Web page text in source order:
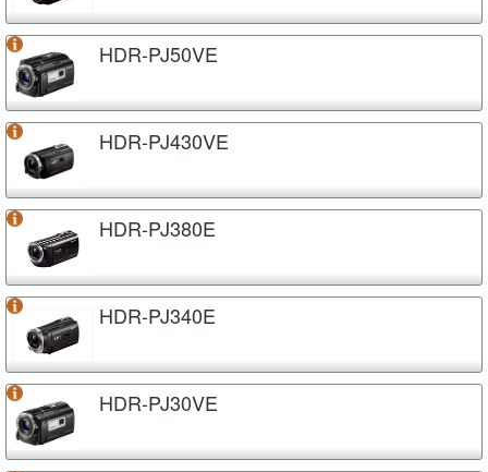
HDR-PJ50VE
HDR-PJ430VE
HDR-PJ380E
HDR-PJ340E
HDR-PJ30VE